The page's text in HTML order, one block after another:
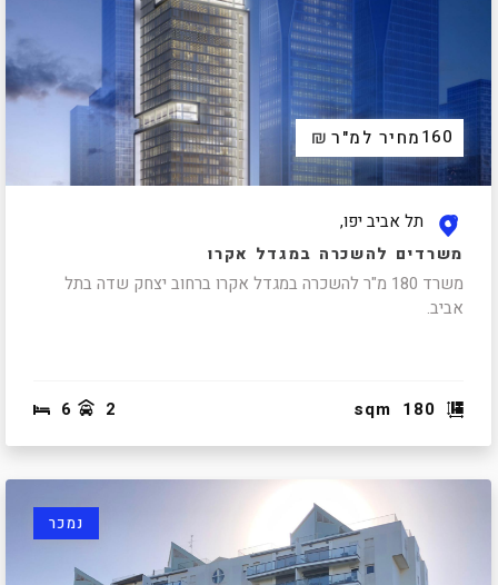
מחיר למ"ר160
₪
תל אביב יפו,
משרדים להשכרה במגדל אקרו
משרד 180 מ"ר להשכרה במגדל אקרו ברחוב יצחק שדה בתל
אביב.
sqm 180
6 2
נמכר